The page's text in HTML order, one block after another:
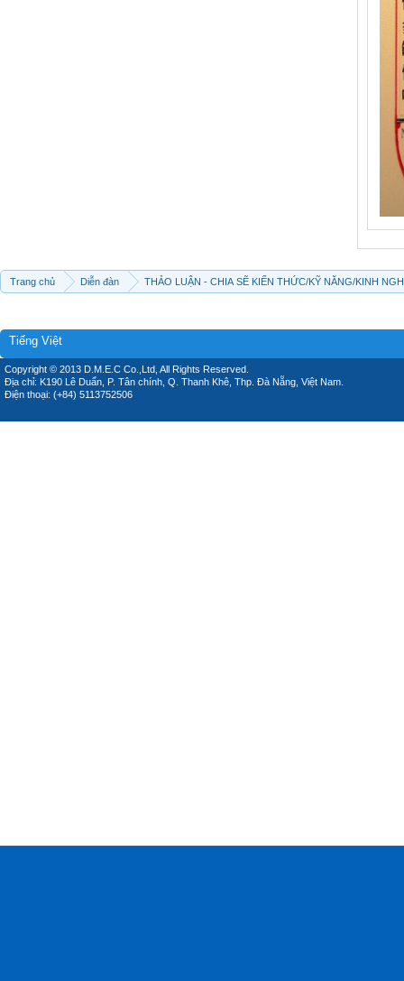
Trang chủ Diễn đàn THẢO LUẬN - CHIA SẼ KIẾN THỨC/KỸ NĂNG/KINH
Tiếng Việt
Copyright © 2013 D.M.E.C Co.,Ltd, All Rights Reserved.
Địa chỉ: K190 Lê Duẩn, P. Tân chính, Q. Thanh Khê, Thp. Đà Nẵng, Việt Nam.
Điện thoại: (+84) 5113752506